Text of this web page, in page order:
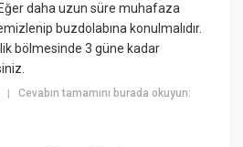
daha uzun süre muhafaza
buzdolabına konulmalıdır.
bölmesinde 3 güne kadar
|Cevabın tamamını burada okuyun: